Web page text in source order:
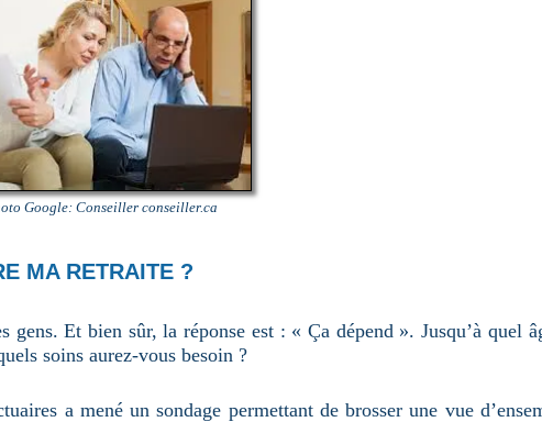
Google: Conseiller conseiller.ca
MA RETRAITE ?
Et bien sûr, la réponse est : « Ça dépend ». Jusqu’à quel
soins aurez-vous besoin ?
a mené un sondage permettant de brosser une vue